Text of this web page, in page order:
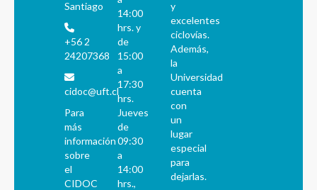
Santiago
+56 2
24207368
cidoc@uft.cl
Para
más
información
sobre
el
CIDOC
14:00
hrs. y
de
15:00
a
17:30
hrs.
Jueves
de
09:30
a
14:00
hrs.,
y
excelentes
ciclovías.
Además,
la
Universidad
cuenta
con
un
lugar
especial
para
dejarlas.